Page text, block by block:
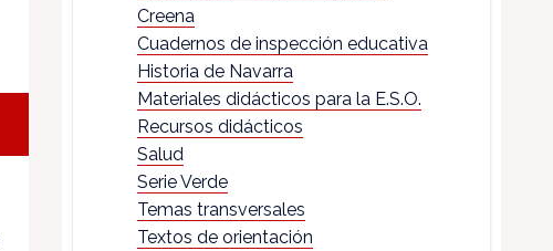
Creena
Cuadernos de inspección educativa
Historia de Navarra
Materiales didácticos para la E.S.O.
Recursos didácticos
Salud
Serie Verde
Temas transversales
Textos de orientación